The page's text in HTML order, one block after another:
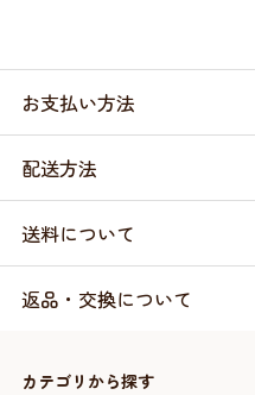
お支払い方法
配送方法
送料について
返品・交換について
カテゴリから探す